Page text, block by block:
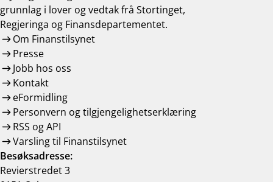
grunnlag i lover og vedtak frå Stortinget,
Regjeringa og Finansdepartementet.
Om Finanstilsynet
Presse
Jobb hos oss
Kontakt
eFormidling
Personvern og tilgjengelighetserklæring
RSS og API
Varsling til Finanstilsynet
Besøksadresse:
Revierstredet 3